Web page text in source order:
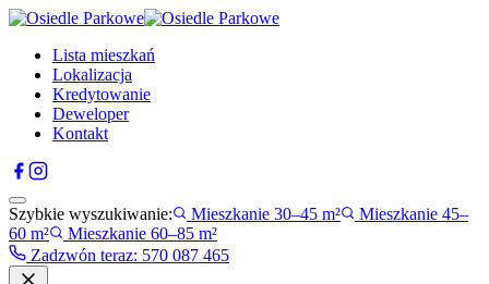
Lista mieszkań
Lokalizacja
Kredytowanie
Deweloper
Kontakt
Szybkie wyszukiwanie: Mieszkanie 30–45 m²
Mieszkanie 45–
60 m²
Mieszkanie 60–85 m²
Zadzwón teraz: 570 087 465